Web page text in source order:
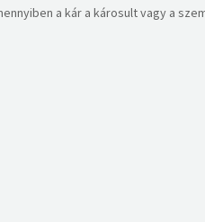
a kár a károsult vagy a